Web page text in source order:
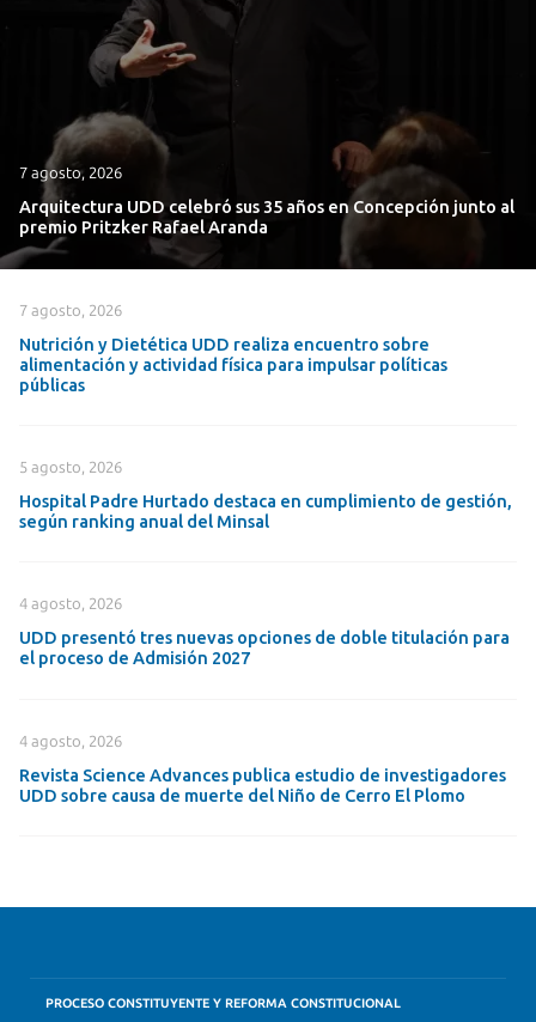
7 agosto, 2026
Arquitectura UDD celebró sus 35 años en Concepción junto al
premio Pritzker Rafael Aranda
7 agosto, 2026
Nutrición y Dietética UDD realiza encuentro sobre
alimentación y actividad física para impulsar políticas
públicas
5 agosto, 2026
Hospital Padre Hurtado destaca en cumplimiento de gestión,
según ranking anual del Minsal
4 agosto, 2026
UDD presentó tres nuevas opciones de doble titulación para
el proceso de Admisión 2027
4 agosto, 2026
Revista Science Advances publica estudio de investigadores
UDD sobre causa de muerte del Niño de Cerro El Plomo
PROCESO CONSTITUYENTE Y REFORMA CONSTITUCIONAL